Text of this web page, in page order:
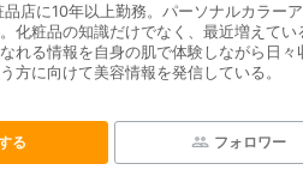
店に10年以上勤務。パーソナルカラー
化粧品の知識だけでなく、最近増えて
れる情報を自身の肌で体験しながら日
方に向けて美容情報を発信している。
る フォロワー